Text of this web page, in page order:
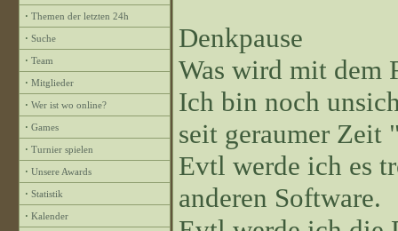
· Themen der letzten 24h
· Suche
· Team
· Mitglieder
· Wer ist wo online?
· Games
· Turnier spielen
· Unsere Awards
· Statistik
· Kalender
Denkpause
Was wird mit dem
Ich bin noch
seit geraumer Zeit
Evtl werde ich es
anderen Software.